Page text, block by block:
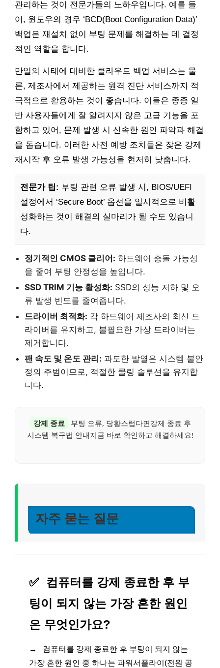
관리하는 것이 전문가들의 노하우입니다. 예를 들
어, 윈도우의 경우 ‘BCD(Boot Configuration Data)’
백업은 재설치 없이 부팅 문제를 해결하는 데 결정
적인 역할을 합니다.
만일의 사태에 대비한 클라우드 백업 서비스는 물
론, 제조사에서 제공하는 원격 진단 서비스까지 적
극적으로 활용하는 것이 좋습니다. 이들은 종종 일
반 사용자들에게 잘 알려지지 않은 고급 기능을 포
함하고 있어, 문제 발생 시 신속한 원인 파악과 해결
을 돕습니다. 이러한 사전 예방 조치들은 잦은 강제
재시작 후 오류 발생 가능성을 현저히 낮춥니다.
전문가 팁: 부팅 관련 오류 발생 시, BIOS/UEFI
설정에서 ‘Secure Boot’ 옵션을 일시적으로 비활
성화하는 것이 해결의 실마리가 될 수도 있습니
다.
정기적인 CMOS 클리어: 하드웨어 충돌 가능성
을 줄여 부팅 안정성을 높입니다.
SSD TRIM 기능 활성화: SSD의 성능 저하 및 오
류 발생 빈도를 줄여줍니다.
드라이버 최적화: 각 하드웨어 제조사의 최신 드
라이버를 유지하고, 불필요한 가상 드라이버는
제거합니다.
팬 속도 및 온도 관리: 과도한 발열은 시스템 불안
정의 주범이므로, 적절한 쿨링 솔루션을 유지합
니다.
강제 종료
부팅 오류, 당황스럽다면강제 종료 후
시스템 복구법 안내지금 바로 확인하고 해결하세요!
자주 묻는 질문
✅
컴퓨터를 강제 종료한 후 부
팅이 되지 않는 가장 흔한 원인
은 무엇인가요?
→
컴퓨터를 강제 종료한 후 부팅이 되지 않는
가장 흔한 원인 중 하나는 파워서플라이(전원 공